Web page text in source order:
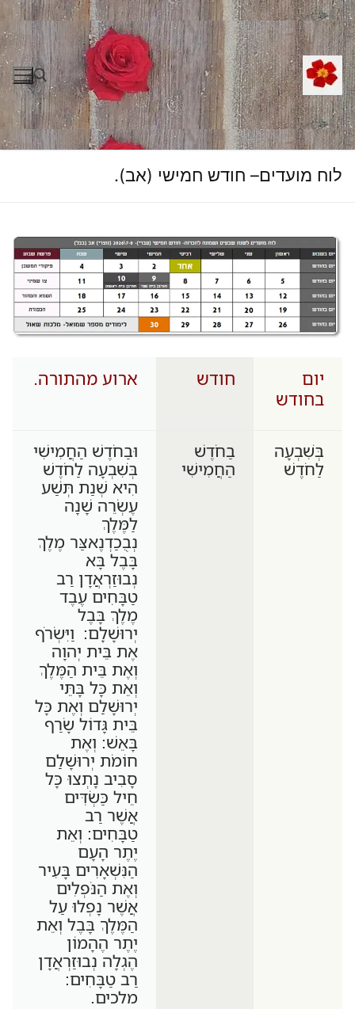
דלג
לתוכן
חפש:
לוח מועדים– חודש חמישי (אב).
יום
בחודש
חודש ארוע מהתורה.
בְּשִׁבְעָה
לַחֹדֶשׁ
בַחֹדֶשׁ
הַחֲמִישִׁי
וּבַחֹדֶשׁ הַחֲמִישִׁי
בְּשִׁבְעָה לַחֹדֶשׁ
הִיא שְׁנַת תְּשַׁע
עֶשְׂרֵה שָׁנָה
לַמֶּלֶךְ
נְבֻכַדְנֶאצַּר מֶלֶךְ
בָּבֶל בָּא
נְבוּזַרְאֲדָן רַב
טַבָּחִים עֶבֶד
מֶלֶךְ בָּבֶל
יְרוּשָׁלִָם: וַיִּשְׂרֹף
אֶת בֵּית יְהוָה
וְאֶת בֵּית הַמֶּלֶךְ
וְאֵת כָּל בָּתֵּי
יְרוּשָׁלִַם וְאֶת כָּל
בֵּית גָּדוֹל שָׂרַף
בָּאֵשׁ: וְאֶת
חוֹמֹת יְרוּשָׁלִַם
סָבִיב נָתְצוּ כָּל
חֵיל כַּשְׂדִּים
אֲשֶׁר רַב
טַבָּחִים: וְאֵת
יֶתֶר הָעָם
הַנִּשְׁאָרִים בָּעִיר
וְאֶת הַנֹּפְלִים
אֲשֶׁר נָפְלוּ עַל
הַמֶּלֶךְ בָּבֶל וְאֵת
יֶתֶר הֶהָמוֹן
הֶגְלָה נְבוּזַרְאֲדָן
רַב טַבָּחִים:
מלכים.